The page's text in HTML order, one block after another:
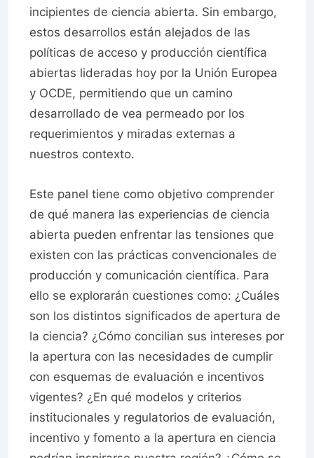
incipientes de ciencia abierta. Sin embargo,
estos desarrollos están alejados de las
políticas de acceso y producción científica
abiertas lideradas hoy por la Unión Europea
y OCDE, permitiendo que un camino
desarrollado de vea permeado por los
requerimientos y miradas externas a
nuestros contexto.
Este panel tiene como objetivo comprender
de qué manera las experiencias de ciencia
abierta pueden enfrentar las tensiones que
existen con las prácticas convencionales de
producción y comunicación científica. Para
ello se explorarán cuestiones como: ¿Cuáles
son los distintos significados de apertura de
la ciencia? ¿Cómo concilian sus intereses por
la apertura con las necesidades de cumplir
con esquemas de evaluación e incentivos
vigentes? ¿En qué modelos y criterios
institucionales y regulatorios de evaluación,
incentivo y fomento a la apertura en ciencia